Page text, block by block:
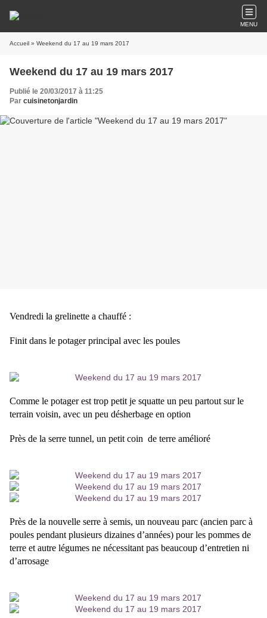
MENU
Accueil » Weekend du 17 au 19 mars 2017
Weekend du 17 au 19 mars 2017
Publié le 20/03/2017 à 11:25
Par cuisinetonjardin
Vendredi la grelinette a chauffé :
Finit dans le potager principal avec les poules
Comme le potager est trop petit je squatte un peu partout sur le
terrain voisin, avec un peu désherbage en option
Près de la serre tunnel, un petit coin de terre amélioré
Près de la nouvelle serre à semis, un nouveau parc (ancien parc à
poules pendant plusieurs dizaines d’années) pour les pommes de
terre et autre légumes ne nécessitant pas beaucoup d’entretien ni
d’arrosage